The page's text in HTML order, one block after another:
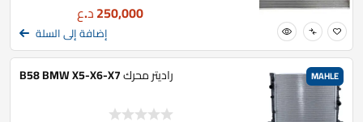
250,000د.ع
إضافة إلى السلة
MAHLE راديتر محرك B58 BMW X5-X6-X7